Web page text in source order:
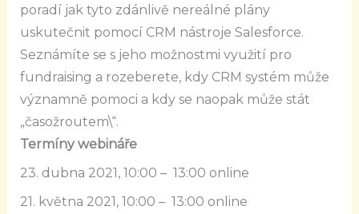
poradí jak tyto zdánlivě nereálné plány
uskutečnit pomocí CRM nástroje Salesforce.
Seznámíte se s jeho možnostmi využití pro
fundraising a rozeberete, kdy CRM systém může
významně pomoci a kdy se naopak může stát
„časožroutem\“.
Termíny webináře
23. dubna 2021, 10:00 – 13:00 online
21. května 2021, 10:00 – 13:00 online